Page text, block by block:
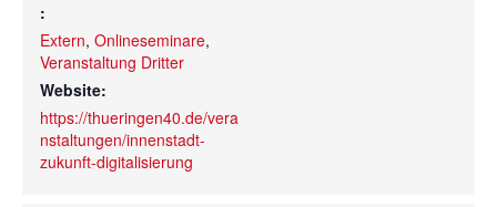
:
Extern, Onlineseminare,
Veranstaltung Dritter
Website:
https://thueringen40.de/vera
nstaltungen/innenstadt-
zukunft-digitalisierung